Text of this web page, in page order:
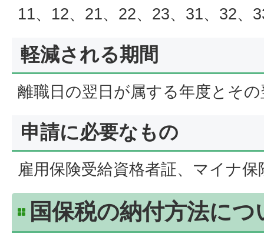
11、12、21、22、23、31、32、
軽減される期間
離職日の翌日が属する年度とそ
申請に必要なもの
雇用保険受給資格者証、マイナ
国保税の納付方法につ